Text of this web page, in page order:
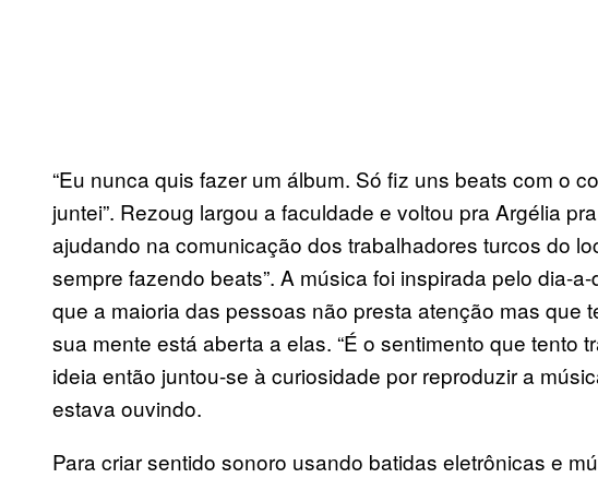
“Eu nunca quis fazer um álbum. Só fiz uns beats com o
juntei”. Rezoug largou a faculdade e voltou pra Argélia
ajudando na comunicação dos trabalhadores turcos do
sempre fazendo beats”. A música foi inspirada pelo dia-
que a maioria das pessoas não presta atenção mas que
sua mente está aberta a elas. “É o sentimento que tento
ideia então juntou-se à curiosidade por reproduzir a
estava ouvindo.
Para criar sentido sonoro usando batidas eletrônicas e